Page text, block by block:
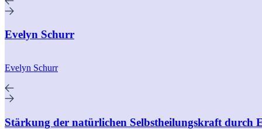
Evelyn Schurr
Evelyn Schurr
Stärkung der natürlichen Selbstheilungskraft durch